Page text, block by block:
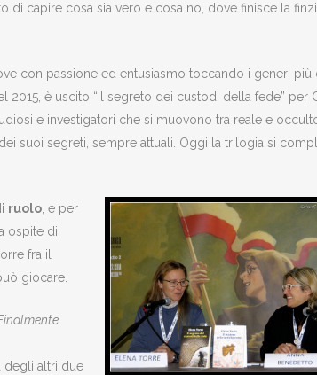
di capire cosa sia vero e cosa no, dove finisce la
con passione ed entusiasmo toccando i generi più
2015, è uscito “Il segreto dei custodi della fede” per
e investigatori che si muovono tra reale e
suoi segreti, sempre attuali. Oggi la trilogia si
ruolo , e per
ospite di
fra il
giocare.
degli altri due